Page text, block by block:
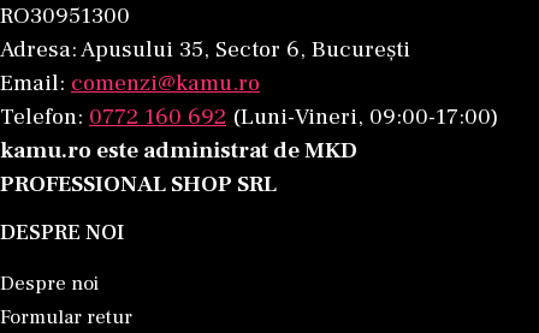
RO30951300
Adresa: Apusului 35, Sector 6, București
Email: comenzi@kamu.ro
Telefon: 0772 160 692 (Luni-Vineri, 09:00-17:00)
kamu.ro este administrat de MKD
PROFESSIONAL SHOP SRL
DESPRE NOI
Despre noi
Formular retur